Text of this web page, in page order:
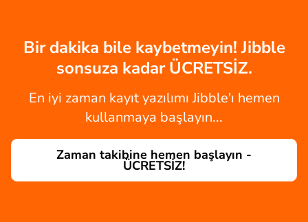
Bir dakika bile kaybetmeyin! Jibble
sonsuza kadar ÜCRETSİZ.
En iyi zaman kayıt yazılımı Jibble'ı hemen
kullanmaya başlayın...
Zaman takibine hemen başlayın -
ÜCRETSİZ!